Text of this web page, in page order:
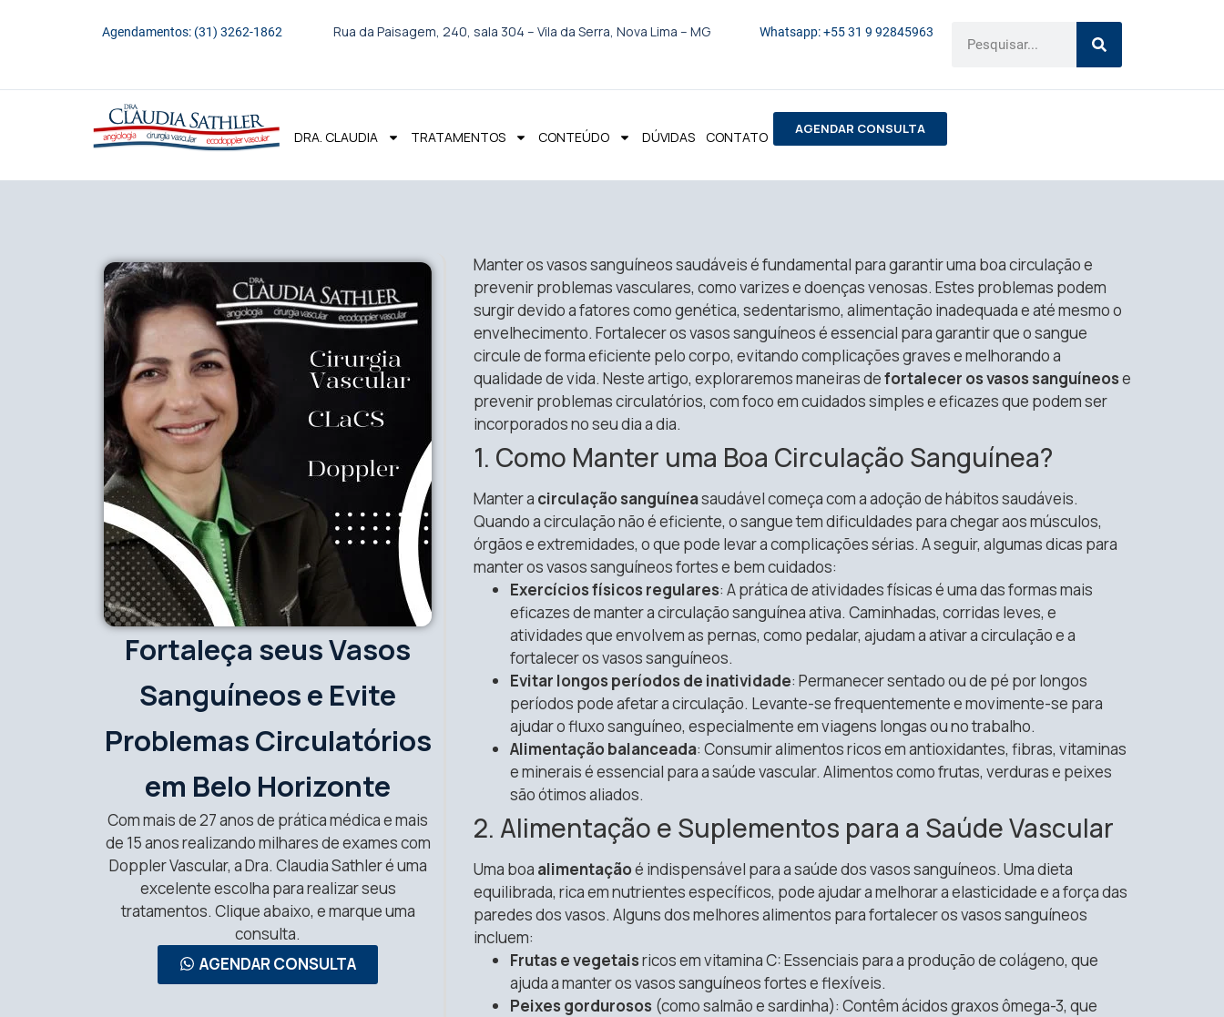
Agendamentos: (31) 3262-1862 Rua da Paisagem, 240, sala 304 – Vila da Serra, Nova Lima – MG Whatsapp: +55 31 9 92845963
DRA. CLAUDIA TRATAMENTOS CONTEÚDO DÚVIDAS CONTATO AGENDAR CONSULTA
Fortaleça seus Vasos
Sanguíneos e Evite
Problemas Circulatórios
em Belo Horizonte
Com mais de 27 anos de prática médica e mais
de 15 anos realizando milhares de exames com
Doppler Vascular, a Dra. Claudia Sathler é uma
excelente escolha para realizar seus
tratamentos. Clique abaixo, e marque uma
consulta.
AGENDAR CONSULTA
Manter os vasos sanguíneos saudáveis é fundamental para garantir uma boa circulação e
prevenir problemas vasculares, como varizes e doenças venosas. Estes problemas podem
surgir devido a fatores como genética, sedentarismo, alimentação inadequada e até mesmo o
envelhecimento. Fortalecer os vasos sanguíneos é essencial para garantir que o sangue
circule de forma eficiente pelo corpo, evitando complicações graves e melhorando a
qualidade de vida. Neste artigo, exploraremos maneiras defortalecer os vasos sanguíneose
prevenir problemas circulatórios, com foco em cuidados simples e eficazes que podem ser
incorporados no seu dia a dia.
1. Como Manter uma Boa Circulação Sanguínea?
Manter a circulação sanguíneasaudável começa com a adoção de hábitos saudáveis.
Quando a circulação não é eficiente, o sangue tem dificuldades para chegar aos músculos,
órgãos e extremidades, o que pode levar a complicações sérias. A seguir, algumas dicas para
manter os vasos sanguíneos fortes e bem cuidados:
Exercícios físicos regulares: A prática de atividades físicas é uma das formas mais
eficazes de manter a circulação sanguínea ativa. Caminhadas, corridas leves, e
atividades que envolvem as pernas, como pedalar, ajudam a ativar a circulação e a
fortalecer os vasos sanguíneos.
Evitar longos períodos de inatividade: Permanecer sentado ou de pé por longos
períodos pode afetar a circulação. Levante-se frequentemente e movimente-se para
ajudar o fluxo sanguíneo, especialmente em viagens longas ou no trabalho.
Alimentação balanceada: Consumir alimentos ricos em antioxidantes, fibras, vitaminas
e minerais é essencial para a saúde vascular. Alimentos como frutas, verduras e peixes
são ótimos aliados.
2. Alimentação e Suplementos para a Saúde Vascular
Uma boa alimentaçãoé indispensável para a saúde dos vasos sanguíneos. Uma dieta
equilibrada, rica em nutrientes específicos, pode ajudar a melhorar a elasticidade e a força das
paredes dos vasos. Alguns dos melhores alimentos para fortalecer os vasos sanguíneos
incluem:
Frutas e vegetaisricos em vitamina C: Essenciais para a produção de colágeno, que
ajuda a manter os vasos sanguíneos fortes e flexíveis.
Peixes gordurosos (como salmão e sardinha): Contêm ácidos graxos ômega-3, que